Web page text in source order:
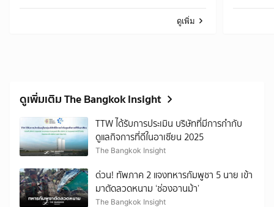
ดูเพิ่ม
ดูเพิ่มเติม The Bangkok Insight
TTW ได้รับการประเมิน บริษัทที่มีการกำกับ
ดูแลกิจการที่ดีในอาเซียน 2025
The Bangkok Insight
ด่วน! ทัพภาค 2 แจงทหารกัมพูชา 5 นาย เข้า
มาตัดลวดหนาม ‘ช่องอานม้า’
The Bangkok Insight